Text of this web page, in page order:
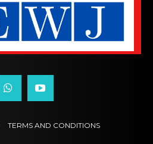
TERMS AND CONDITIONS